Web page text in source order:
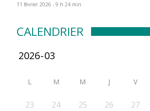
11 février 2026 - 9 h 24 min
CALENDRIER
L M M J V
23 24 25 26 27